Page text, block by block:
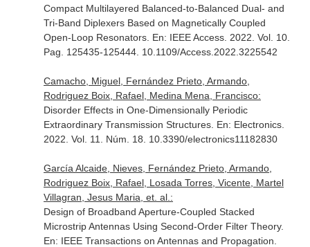
Compact Multilayered Balanced-to-Balanced Dual- and
Tri-Band Diplexers Based on Magnetically Coupled
Open-Loop Resonators. En: IEEE Access. 2022. Vol. 10.
Pag. 125435-125444. 10.1109/Access.2022.3225542
Camacho, Miguel, Fernández Prieto, Armando,
Rodriguez Boix, Rafael, Medina Mena, Francisco:
Disorder Effects in One-Dimensionally Periodic
Extraordinary Transmission Structures. En: Electronics.
2022. Vol. 11. Núm. 18. 10.3390/electronics11182830
García Alcaide, Nieves, Fernández Prieto, Armando,
Rodriguez Boix, Rafael, Losada Torres, Vicente, Martel
Villagran, Jesus Maria, et. al.:
Design of Broadband Aperture-Coupled Stacked
Microstrip Antennas Using Second-Order Filter Theory.
En: IEEE Transactions on Antennas and Propagation